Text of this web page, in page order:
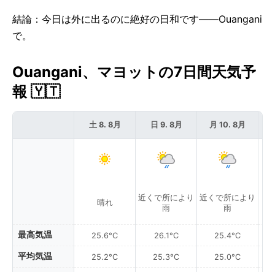
結論：今日は外に出るのに絶好の日和です——Ouangani
で。
Ouangani、マヨットの7日間天気予
報 🇾🇹
最高気温
平均気温
土 8. 8月
晴れ
25.6°C
25.2°C
日 9. 8月
近くで所により
雨
26.1°C
25.3°C
月 10. 8月
近くで所により
雨
25.4°C
25.0°C